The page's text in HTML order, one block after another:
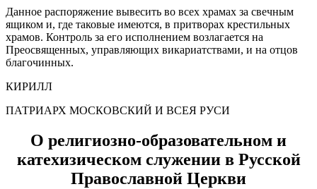
Данное распоряжение вывесить во всех храмах за свечным
ящиком и, где таковые имеются, в притворах крестильных
храмов. Контроль за его исполнением возлагается на
Преосвященных, управляющих викариатствами, и на отцов
благочинных.
КИРИЛЛ
ПАТРИАРХ МОСКОВСКИЙ И ВСЕЯ РУСИ
О религиозно-образовательном и
катехизическом служении в Русской
Православной Церкви